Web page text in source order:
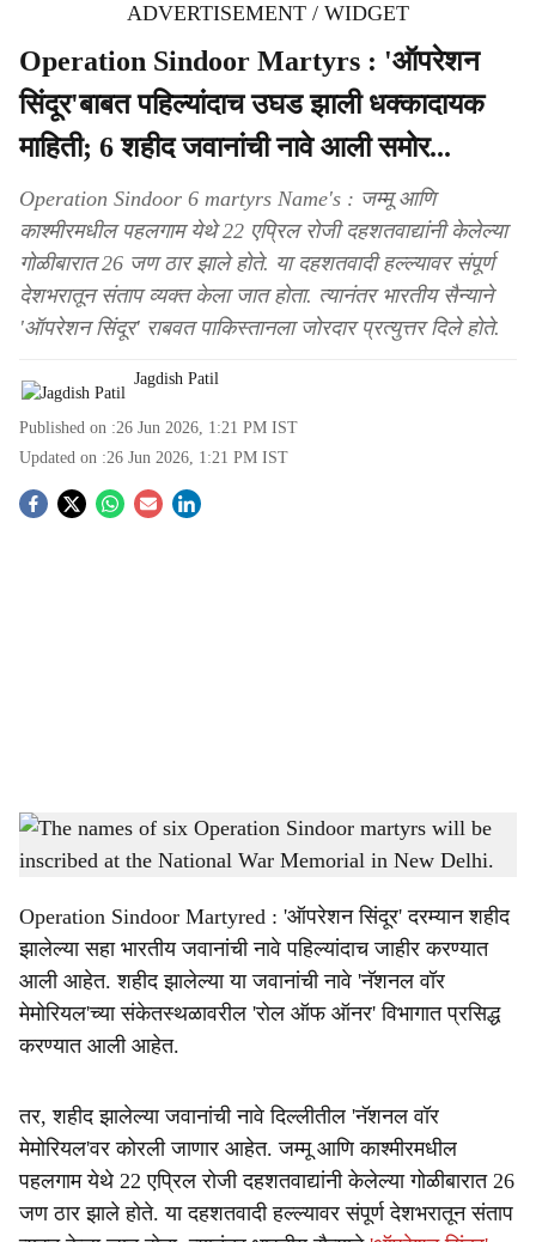
ADVERTISEMENT / WIDGET
Operation Sindoor Martyrs : 'ऑपरेशन
सिंदूर'बाबत पहिल्यांदाच उघड झाली धक्कादायक
माहिती; 6 शहीद जवानांची नावे आली समोर...
Operation Sindoor 6 martyrs Name's : जम्मू आणि
काश्मीरमधील पहलगाम येथे 22 एप्रिल रोजी दहशतवाद्यांनी केलेल्या
गोळीबारात 26 जण ठार झाले होते. या दहशतवादी हल्ल्यावर संपूर्ण
देशभरातून संताप व्यक्त केला जात होता. त्यानंतर भारतीय सैन्याने
'ऑपरेशन सिंदूर' राबवत पाकिस्तानला जोरदार प्रत्युत्तर दिले होते.
Jagdish Patil
Published on :26 Jun 2026, 1:21 PM IST
Updated on :26 Jun 2026, 1:21 PM IST
S
h
r
e
The names of six Operation Sindoor martyrs will be inscribed at the National War
Memorial in New Delhi, honoring their supreme sacrifice for the nation.
-Sarkarnama
Operation Sindoor Martyred : 'ऑपरेशन सिंदूर' दरम्यान शहीद
झालेल्या सहा भारतीय जवानांची नावे पहिल्यांदाच जाहीर करण्यात
आली आहेत. शहीद झालेल्या या जवानांची नावे 'नॅशनल वॉर
मेमोरियल'च्या संकेतस्थळावरील 'रोल ऑफ ऑनर' विभागात प्रसिद्ध
करण्यात आली आहेत.
तर, शहीद झालेल्या जवानांची नावे दिल्लीतील 'नॅशनल वॉर
मेमोरियल'वर कोरली जाणार आहेत. जम्मू आणि काश्मीरमधील
पहलगाम येथे 22 एप्रिल रोजी दहशतवाद्यांनी केलेल्या गोळीबारात 26
जण ठार झाले होते. या दहशतवादी हल्ल्यावर संपूर्ण देशभरातून संताप